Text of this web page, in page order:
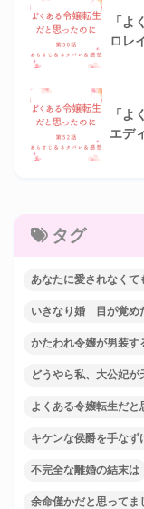
「よ
ロレ
「よ
エデ
タグ
あなたに愛されなくて
いきなり婚 目が覚め
かたわれ令嬢が男装す
どうやら私、大公妃が
よくある令嬢転生だと
キケンな侯爵を手なず
不完全な離婚の結末は
余命僅かだと思ってま